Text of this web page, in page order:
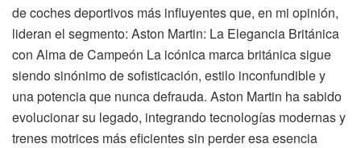
de coches deportivos más influyentes que, en mi opinión,
lideran el segmento: Aston Martin: La Elegancia Británica
con Alma de Campeón La icónica marca británica sigue
siendo sinónimo de sofisticación, estilo inconfundible y
una potencia que nunca defrauda. Aston Martin ha sabido
evolucionar su legado, integrando tecnologías modernas y
trenes motrices más eficientes sin perder esa esencia